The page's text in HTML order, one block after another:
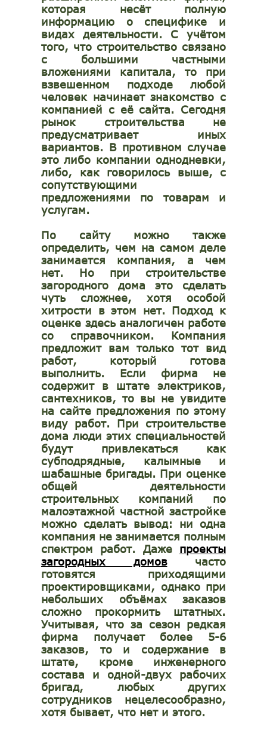
которая несёт полную
информацию о специфике и
видах деятельности. С учётом
того, что строительство связано
с большими частными
вложениями капитала, то при
взвешенном подходе любой
человек начинает знакомство с
компанией с её сайта. Сегодня
рынок строительства не
предусматривает иных
вариантов. В противном случае
это либо компании однодневки,
либо, как говорилось выше, с
сопутствующими
предложениями по товарам и
услугам.
По сайту можно также
определить, чем на самом деле
занимается компания, а чем
нет. Но при строительстве
загородного дома это сделать
чуть сложнее, хотя особой
хитрости в этом нет. Подход к
оценке здесь аналогичен работе
со справочником. Компания
предложит вам только тот вид
работ, который готова
выполнить. Если фирма не
содержит в штате электриков,
сантехников, то вы не увидите
на сайте предложения по этому
виду работ. При строительстве
дома люди этих специальностей
будут привлекаться как
субподрядные, калымные и
шабашные бригады. При оценке
общей деятельности
строительных компаний по
малоэтажной частной застройке
можно сделать вывод: ни одна
компания не занимается полным
спектром работ. Даже проекты
загородных домовчасто
готовятся приходящими
проектировщиками, однако при
небольших объёмах заказов
сложно прокормить штатных.
Учитывая, что за сезон редкая
фирма получает более 5-6
заказов, то и содержание в
штате, кроме инженерного
состава и одной-двух рабочих
бригад, любых других
сотрудников нецелесообразно,
хотя бывает, что нет и этого.